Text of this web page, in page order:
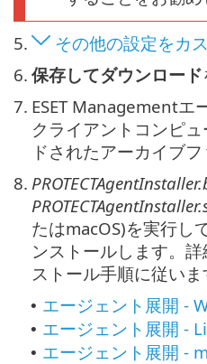
5.
その他の設定をカ
6. 保存してダウンロード
7. ESET Managementエ
クライアントコンピ
ドされたアーカイブ
8.
たはmacOS)を実行し
ンストールします。
ストール手順に従いま
• エージェント展開 -
• エージェント展開 -
• エージェント展開 -